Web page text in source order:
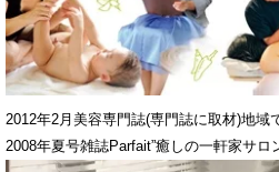
2012年2月美容専門誌(専門誌に取材)地域
2008年夏号雑誌Parfait”癒しの一軒家サロ